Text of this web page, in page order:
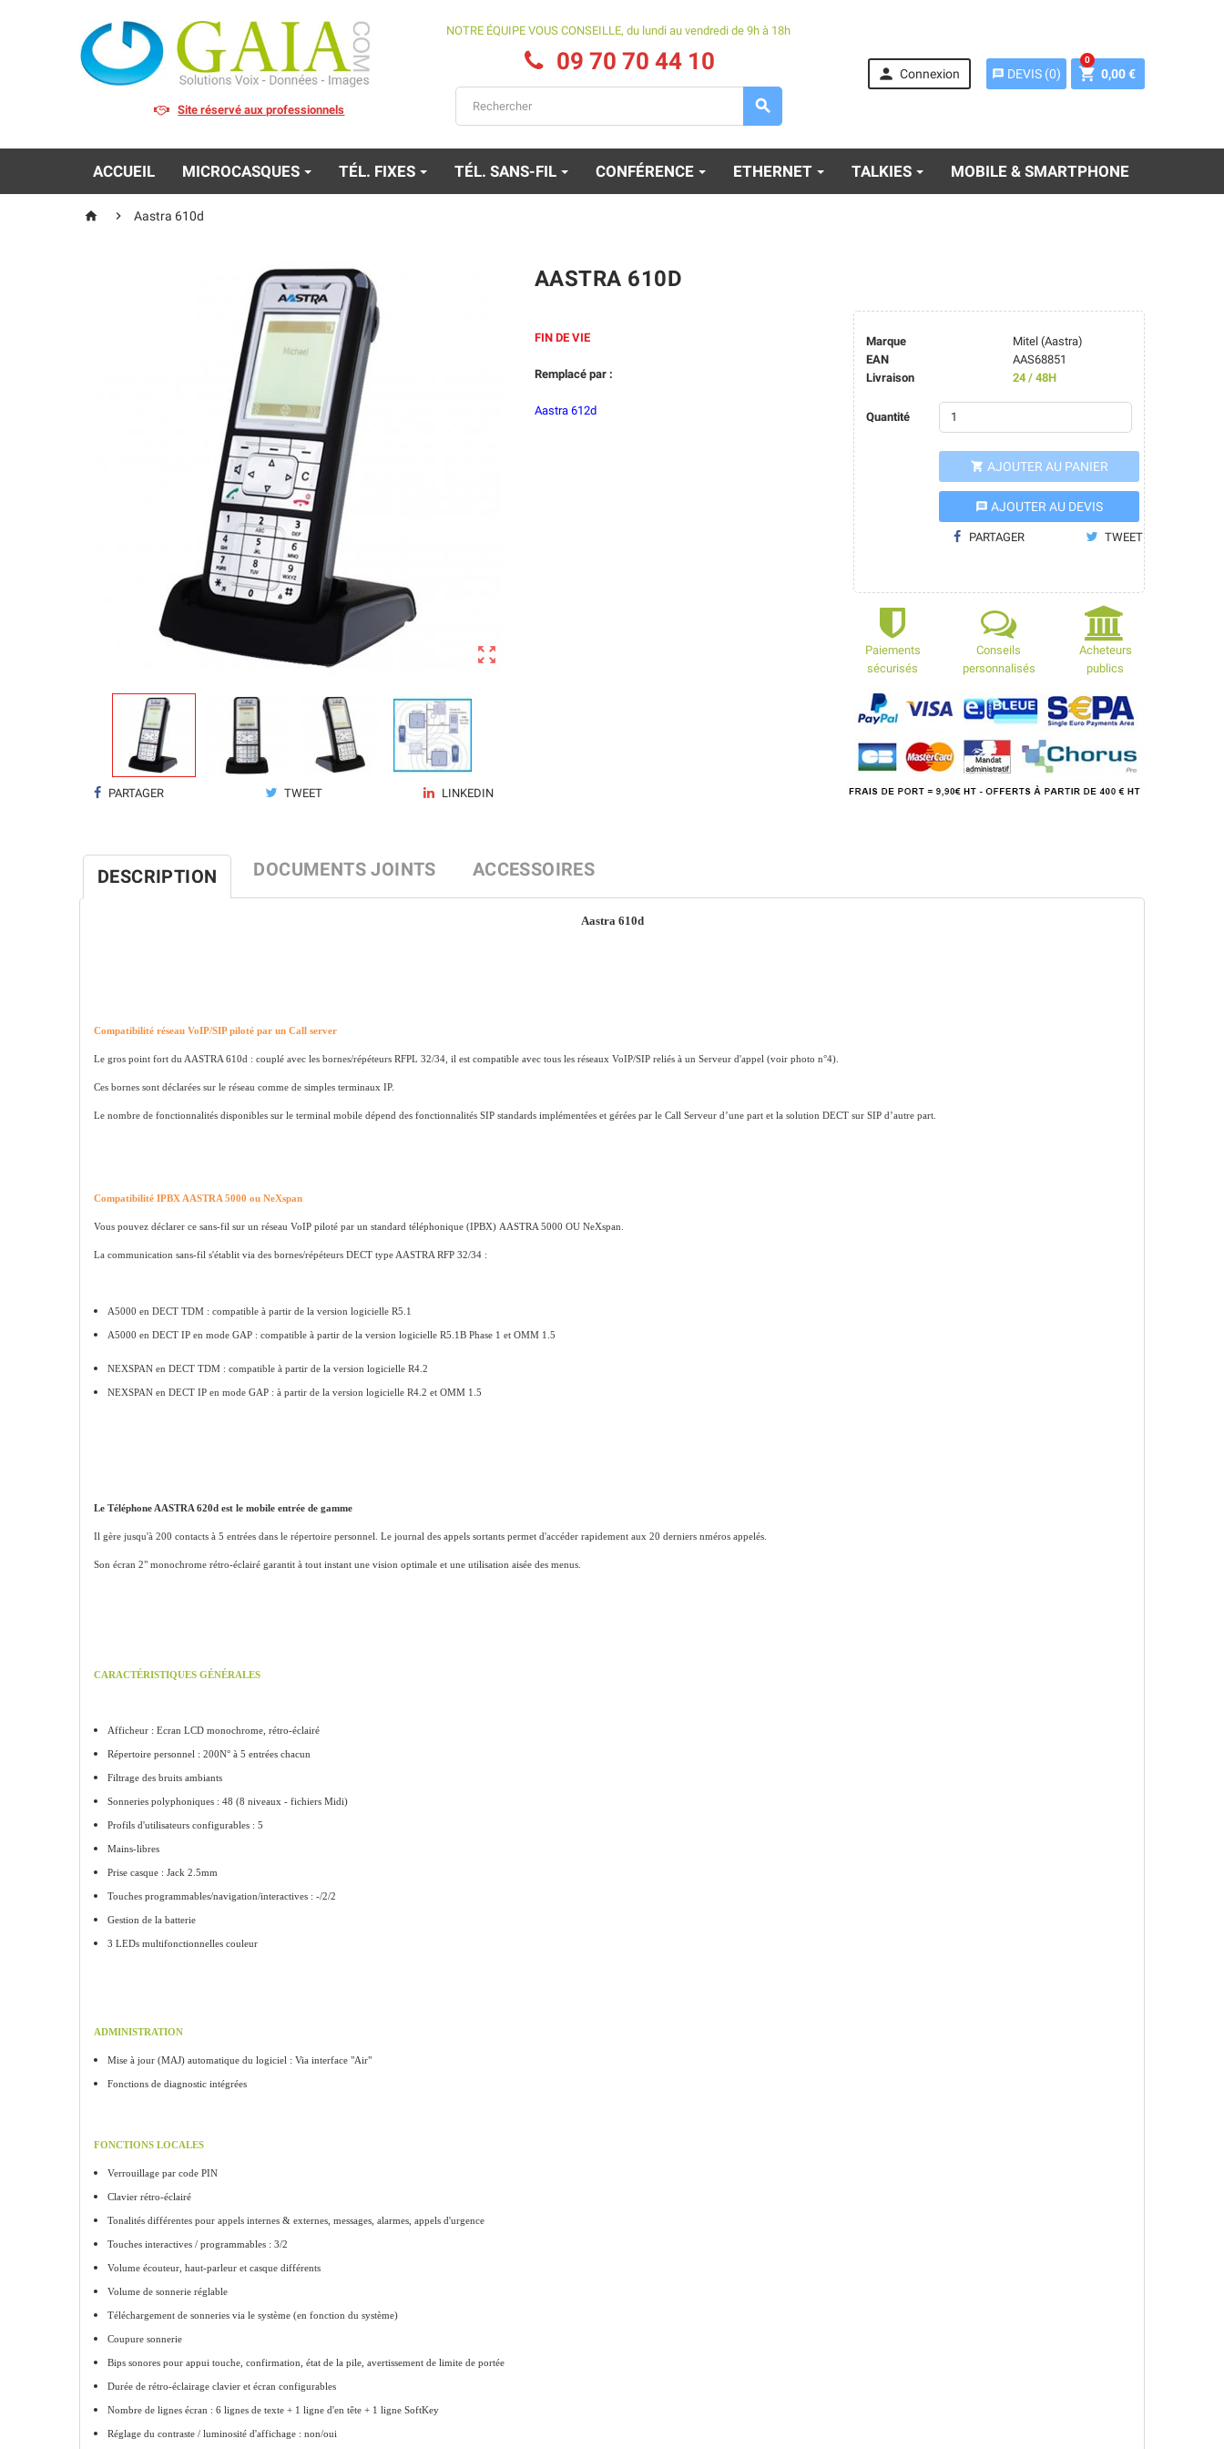
Site réservé aux professionnels
NOTRE ÉQUIPE VOUS CONSEILLE, du lundi au vendredi de 9h à 18h
09 70 70 44 10

 Connexion message DEVIS (0)  0,00 €
0
ACCUEIL MICROCASQUES TÉL. FIXES TÉL. SANS-FIL CONFÉRENCE ETHERNET TALKIES MOBILE & SMARTPHONE
  Aastra 610d

PARTAGER TWEET LINKEDIN
AASTRA 610D
FIN DE VIE
Remplacé par :
Aastra 612d
Marque
Mitel (Aastra)
EAN
AAS68851
Livraison
24 / 48H
Quantité
 AJOUTER AU PANIER
message AJOUTER AU DEVIS
PARTAGER TWEET
Paiements
sécurisés
Conseils
personnalisés
Acheteurs
publics
DESCRIPTION DOCUMENTS JOINTS ACCESSOIRES
Aastra 610d
Compatibilité réseau VoIP/SIP piloté par un Call server
Le gros point fort du AASTRA 610d : couplé avec les bornes/répéteurs RFPL 32/34, il est compatible avec tous les réseaux VoIP/SIP reliés à un Serveur d'appel (voir photo n°4).
Ces bornes sont déclarées sur le réseau comme de simples terminaux IP.
Le nombre de fonctionnalités disponibles sur le terminal mobile dépend des fonctionnalités SIP standards implémentées et gérées par le Call Serveur d’une part et la solution DECT sur SIP d’autre part.
Compatibilité IPBX AASTRA 5000 ou NeXspan
Vous pouvez déclarer ce sans-fil sur un réseau VoIP piloté par un standard téléphonique (IPBX) AASTRA 5000 OU NeXspan.
La communication sans-fil s'établit via des bornes/répéteurs DECT type AASTRA RFP 32/34 :
A5000 en DECT TDM : compatible à partir de la version logicielle R5.1
A5000 en DECT IP en mode GAP : compatible à partir de la version logicielle R5.1B Phase 1 et OMM 1.5
NEXSPAN en DECT TDM : compatible à partir de la version logicielle R4.2
NEXSPAN en DECT IP en mode GAP : à partir de la version logicielle R4.2 et OMM 1.5
Le Téléphone AASTRA 620d est le mobile entrée de gamme
Il gère jusqu'à 200 contacts à 5 entrées dans le répertoire personnel. Le journal des appels sortants permet d'accéder rapidement aux 20 derniers nméros appelés.
Son écran 2" monochrome rétro-éclairé garantit à tout instant une vision optimale et une utilisation aisée des menus.
CARACTÉRISTIQUES GÉNÉRALES
Afficheur : Ecran LCD monochrome, rétro-éclairé
Répertoire personnel : 200N° à 5 entrées chacun
Filtrage des bruits ambiants
Sonneries polyphoniques : 48 (8 niveaux - fichiers Midi)
Profils d'utilisateurs configurables : 5
Mains-libres
Prise casque : Jack 2.5mm
Touches programmables/navigation/interactives : -/2/2
Gestion de la batterie
3 LEDs multifonctionnelles couleur
ADMINISTRATION
Mise à jour (MAJ) automatique du logiciel : Via interface "Air"
Fonctions de diagnostic intégrées
FONCTIONS LOCALES
Verrouillage par code PIN
Clavier rétro-éclairé
Tonalités différentes pour appels internes & externes, messages, alarmes, appels d'urgence
Touches interactives / programmables : 3/2
Volume écouteur, haut-parleur et casque différents
Volume de sonnerie réglable
Téléchargement de sonneries via le système (en fonction du système)
Coupure sonnerie
Bips sonores pour appui touche, confirmation, état de la pile, avertissement de limite de portée
Durée de rétro-éclairage clavier et écran configurables
Nombre de lignes écran : 6 lignes de texte + 1 ligne d'en tête + 1 ligne SoftKey
Réglage du contraste / luminosité d'affichage : non/oui